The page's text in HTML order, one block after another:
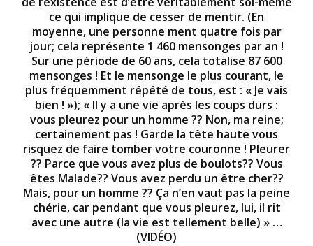
e
s
ce qui implique de cesser de mentir. (En
moyenne, une personne ment quatre fois par
jour; cela représente 1 460 mensonges par an !
Sur une période de 60 ans, cela totalise 87 600
mensonges ! Et le mensonge le plus courant, le
plus fréquemment répété de tous, est : « Je vais
bien ! »); « Il y a une vie après les coups durs :
vous pleurez pour un homme ?? Non, ma reine;
certainement pas ! Garde la tête haute vous
risquez de faire tomber votre couronne ! Pleurer
?? Parce que vous avez plus de boulots?? Vous
êtes Malade?? Vous avez perdu un être cher??
Mais, pour un homme ?? Ça n’en vaut pas la peine
chérie, car pendant que vous pleurez, lui, il rit
avec une autre (la vie est tellement belle) » …
(VIDÉO)